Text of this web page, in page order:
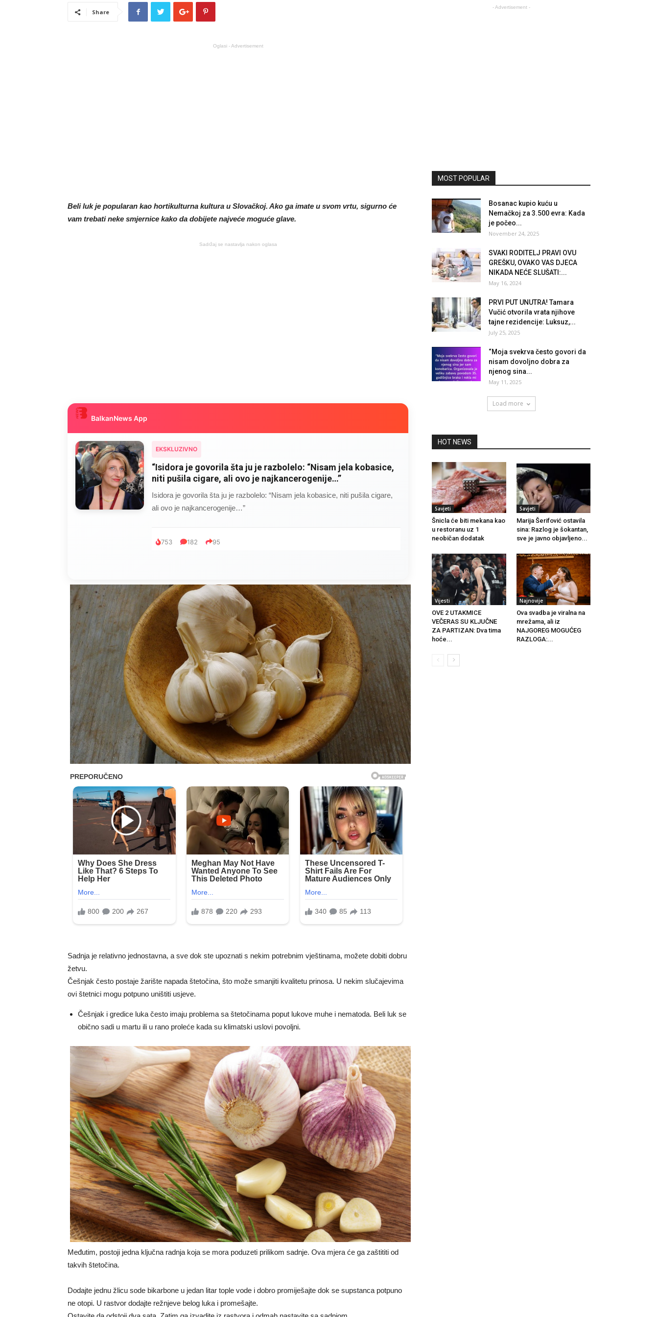
Share
Oglasi - Advertisement
Beli luk je popularan kao hortikulturna kultura u Slovačkoj. Ako ga imate u svom vrtu, sigurno će
vam trebati neke smjernice kako da dobijete najveće moguće glave.
Sadržaj se nastavlja nakon oglasa
BalkanNews App
EKSKLUZIVNO
“Isidora je govorila šta ju je razbolelo: “Nisam jela kobasice,
niti pušila cigare, ali ovo je najkancerogenije…”
Isidora je govorila šta ju je razbolelo: “Nisam jela kobasice, niti pušila cigare,
ali ovo je najkancerogenije…”
753 182 95
Sadnja je relativno jednostavna, a sve dok ste upoznati s nekim potrebnim vještinama, možete dobiti dobru
žetvu.
Češnjak često postaje žarište napada štetočina, što može smanjiti kvalitetu prinosa. U nekim slučajevima
ovi štetnici mogu potpuno uništiti usjeve.
Češnjak i gredice luka često imaju problema sa štetočinama poput lukove muhe i nematoda. Beli luk se
obično sadi u martu ili u rano proleće kada su klimatski uslovi povoljni.
Međutim, postoji jedna ključna radnja koja se mora poduzeti prilikom sadnje. Ova mjera će ga zaštititi od
takvih štetočina.
Dodajte jednu žlicu sode bikarbone u jedan litar tople vode i dobro promiješajte dok se supstanca potpuno
ne otopi. U rastvor dodajte režnjeve belog luka i promešajte.
- Advertisement -
MOST POPULAR
Bosanac kupio kuću u
Nemačkoj za 3.500 evra: Kada
je počeo...
November 24, 2025
SVAKI RODITELJ PRAVI OVU
GREŠKU, OVAKO VAS DJECA
NIKADA NEĆE SLUŠATI:...
May 16, 2024
PRVI PUT UNUTRA! Tamara
Vučić otvorila vrata njihove
tajne rezidencije: Luksuz,...
July 25, 2025
“Moja svekrva često govori da
nisam dovoljno dobra za
njenog sina...
May 11, 2025
Load more
HOT NEWS
Savjeti
Šnicla će biti mekana kao
u restoranu uz 1
neobičan dodatak
Savjeti
Marija Šerifović ostavila
sina: Razlog je šokantan,
sve je javno objavljeno...
Vijesti
OVE 2 UTAKMICE
VEČERAS SU KLJUČNE
ZA PARTIZAN: Dva tima
hoće...
Najnovije
Ova svadba je viralna na
mrežama, ali iz
NAJGOREG MOGUĆEG
RAZLOGA:...